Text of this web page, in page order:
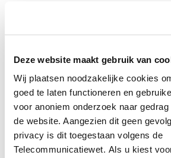
Deze website maakt gebruik van
Wij plaatsen noodzakelijke cookies
goed te laten functioneren en
voor anoniem onderzoek naar
de website. Aangezien dit geen
privacy is dit toegestaan volgens de
Telecommunicatiewet. Als u kiest
Wijzigingen
In de Verrichtingenthesaurus zijn
gewijzigd, waarvan 19 gewijzigde
koppelingen. Er zijn twee
opgenomen voor vroeg intensieve
niet-aangeboren hersenletsel.
facultatieve prestatiecode